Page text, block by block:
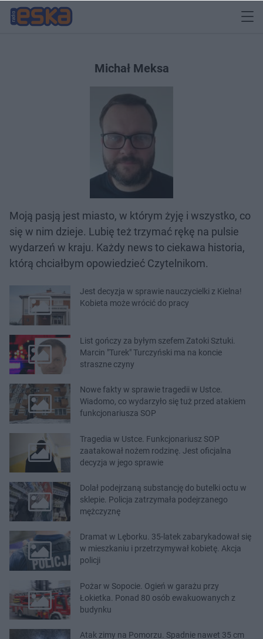
Michał Meksa
Moją pasją jest miasto, w którym żyję i wszystko, co
się w nim dzieje. Lubię też trzymać rękę na pulsie
wydarzeń w kraju. Każdy news to ciekawa historia,
którą chciałbym opowiedzieć Czytelnikom.
Jest decyzja w sprawie nauczycielki z Kielna!
Kobieta może wrócić do pracy
List gończy za byłym szefem Zatoki Sztuki.
Marcin "Turek" Turczyński ma na koncie
straszne czyny
Nowe fakty w sprawie tragedii w Ustce.
Wiadomo, co wydarzyło się tuż przed atakiem
funkcjonariusza SOP
Tragedia w Ustce. Funkcjonariusz SOP
zaatakował nożem rodzinę. Jest oficjalna
decyzja w jego sprawie
Dolał podejrzaną substancję do butelki octu w
sklepie. Policja zatrzymała podejrzanego
mężczyznę
Dramat w Lęborku. 35-latek zabarykadował się
w mieszkaniu i przetrzymywał kobietę. Akcja
policji
Pożar w Sopocie. Ogień w garażu przy
Łokietka. Ponad 80 osób ewakuowanych z
budynku
Atak zimy na Pomorzu. Spadnie nawet 35 cm